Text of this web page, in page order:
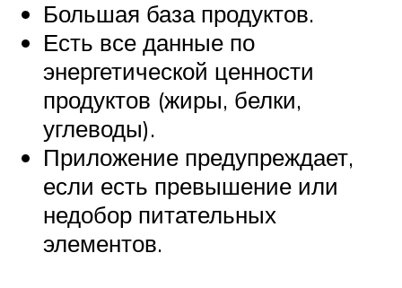
Большая база продуктов.
Есть все данные по
энергетической ценности
продуктов (жиры, белки,
углеводы).
Приложение предупреждает,
если есть превышение или
недобор питательных
элементов.